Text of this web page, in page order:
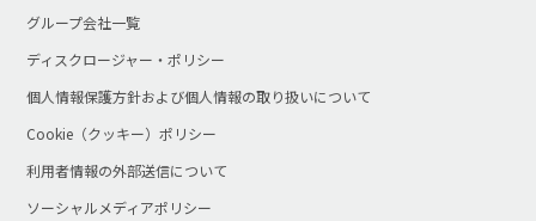
グループ会社一覧
ディスクロージャー・ポリシー
個人情報保護方針および個人情報の取り扱いについて
Cookie（クッキー）ポリシー
利用者情報の外部送信について
ソーシャルメディアポリシー